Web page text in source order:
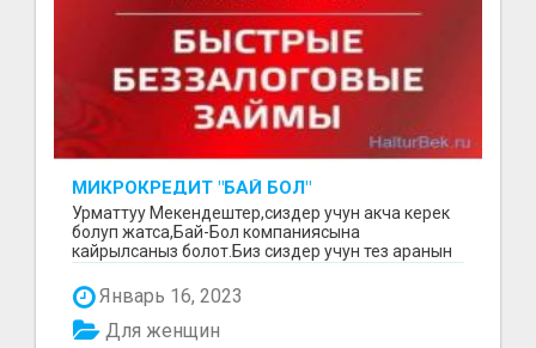
МИКРОКРЕДИТ "БАЙ БОЛ"
Урматтуу Мекендештер,сиздер учун акча керек
болуп жатса,Бай-Бол компаниясына
кайрылсаныз болот.Биз сиздер учун тез аранын
Январь 16, 2023
Для женщин